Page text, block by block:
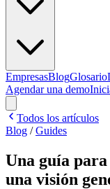
EmpresasBlogGlosario
Agendar una demo
Todos los artículos
Blog /Guides
Una guía
una visión